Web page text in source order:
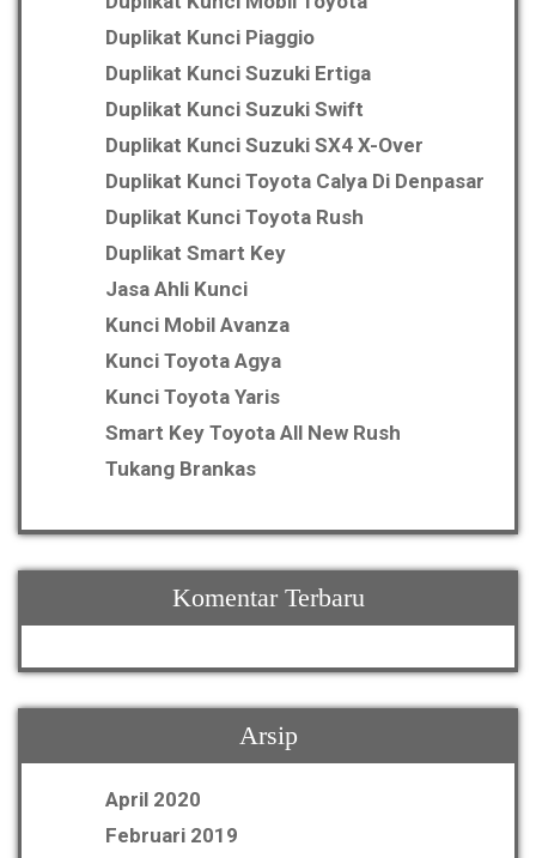
Duplikat Kunci Piaggio
Duplikat Kunci Suzuki Ertiga
Duplikat Kunci Suzuki Swift
Duplikat Kunci Suzuki SX4 X-Over
Duplikat Kunci Toyota Calya Di Denpasar
Duplikat Kunci Toyota Rush
Duplikat Smart Key
Jasa Ahli Kunci
Kunci Mobil Avanza
Kunci Toyota Agya
Kunci Toyota Yaris
Smart Key Toyota All New Rush
Tukang Brankas
Komentar Terbaru
Arsip
April 2020
Februari 2019